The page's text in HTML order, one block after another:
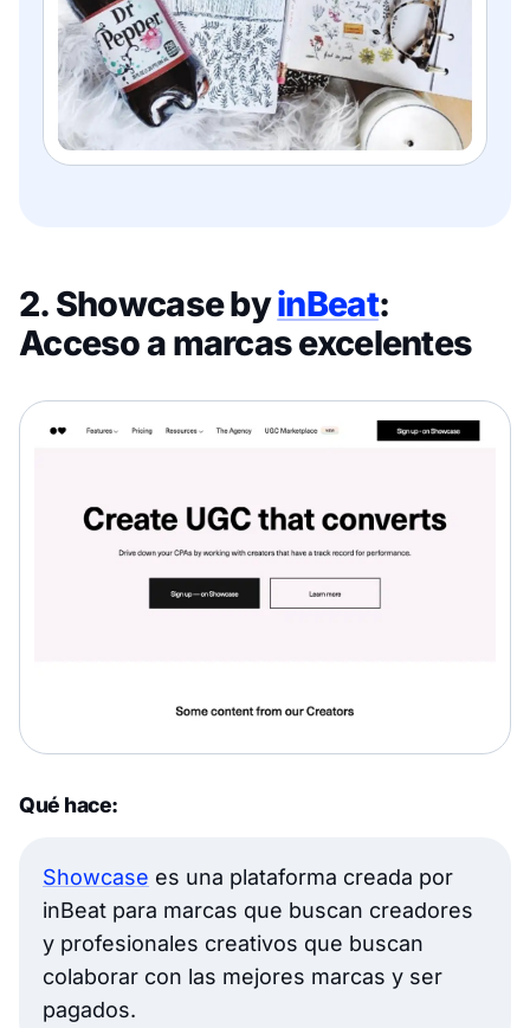
2. Showcase byinBeat:
Acceso a marcas excelentes
Qué hace:
Showcase es una plataforma creada por
inBeat para marcas que buscan creadores
y profesionales creativos que buscan
colaborar con las mejores marcas y ser
pagados.